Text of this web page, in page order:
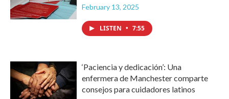
February 13, 2025
LISTEN • 7:55
‘Paciencia y dedicación’: Una
enfermera de Manchester comparte
consejos para cuidadores latinos